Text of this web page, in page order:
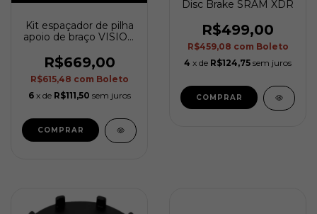
Kit espaçador de pilha
apoio de braço VISION
carbono clip-on
R$669,00
R$615,48 com Boleto
6 x de R$111,50 sem juros
Disc Brake SRAM XDR
R$499,00
R$459,08 com Boleto
4 x de R$124,75 sem juros